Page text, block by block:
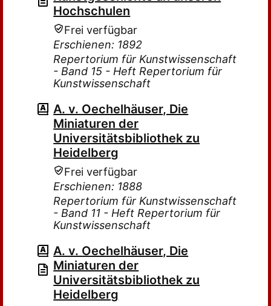
Hochschulen
Frei verfügbar
Erschienen: 1892
Repertorium für Kunstwissenschaft
- Band 15 - Heft Repertorium für
Kunstwissenschaft
A. v. Oechelhäuser, Die
Miniaturen der
Universitätsbibliothek zu
Heidelberg
Frei verfügbar
Erschienen: 1888
Repertorium für Kunstwissenschaft
- Band 11 - Heft Repertorium für
Kunstwissenschaft
A. v. Oechelhäuser, Die
Miniaturen der
Universitätsbibliothek zu
Heidelberg